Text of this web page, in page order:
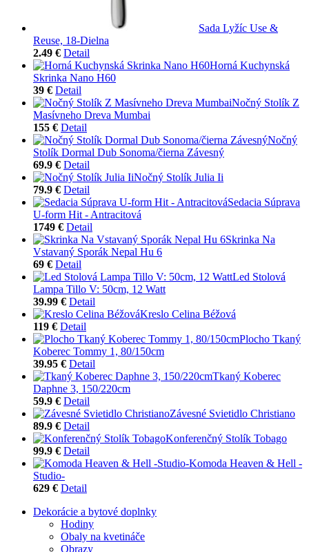
Sada Lyžíc Use &
Reuse, 18-Dielna
2.49 € Detail
Horná Kuchynská
Skrinka Nano H60
39 € Detail
Nočný Stolík Z
Masívneho Dreva Mumbai
155 € Detail
Nočný
Stolík Dormal Dub Sonoma/čierna Závesný
69.9 € Detail
Nočný Stolík Julia Ii
79.9 € Detail
Sedacia Súprava
U-form Hit - Antracitová
1749 € Detail
Skrinka Na
Vstavaný Sporák Nepal Hu 6
69 € Detail
Led Stolová
Lampa Tillo V: 50cm, 12 Watt
39.99 € Detail
Kreslo Celina Béžová
119 € Detail
Plocho Tkaný
Koberec Tommy 1, 80/150cm
39.95 € Detail
Tkaný Koberec
Daphne 3, 150/220cm
59.9 € Detail
Závesné Svietidlo Christiano
89.9 € Detail
Konferenčný Stolík Tobago
99.9 € Detail
Komoda Heaven & Hell -
Studio-
629 € Detail
Dekorácie a bytové doplnky
Hodiny
Obaly na kvetináče
Obrazy